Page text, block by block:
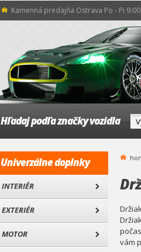
Kamenná predajňa Ostrava Po - Pi
Hľadaj podľa značky vozidla
Univerzálne doplnky
INTERIÉR
EXTERIÉR
MOTOR
vám